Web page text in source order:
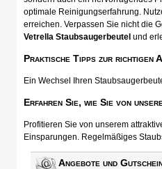
optimale Reinigungserfahrung.
erreichen. Verpassen Sie nicht die
Vetrella Staubsaugerbeutel und
Praktische Tipps zur richtigen
Ein Wechsel Ihren
Erfahren Sie, wie Sie von
Profitieren Sie von unserem
Einsparungen. Regelmäßiges
Angebote und